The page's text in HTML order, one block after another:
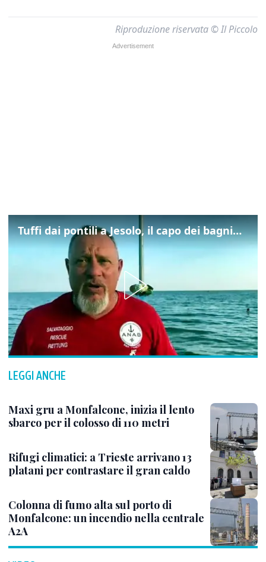
Riproduzione riservata © Il Piccolo
Tuffi dai pontili a Jesolo, il capo dei bagnini: "L'impegno di tutti per evitare altre tragedie"
LEGGI ANCHE
Maxi gru a Monfalcone, inizia il lento
sbarco per il colosso di 110 metri
Rifugi climatici: a Trieste arrivano 13
platani per contrastare il gran caldo
Colonna di fumo alta sul porto di
Monfalcone: un incendio nella centrale
A2A